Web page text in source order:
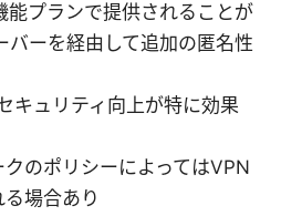
能プランで提供されることが
バーを経由して追加の匿名性
キュリティ向上が特に効果
のポリシーによってはVPN
場合あり